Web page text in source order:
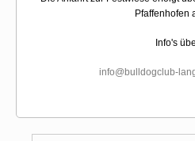
Pfaffenhofen
Info's
info@bulldogclub-